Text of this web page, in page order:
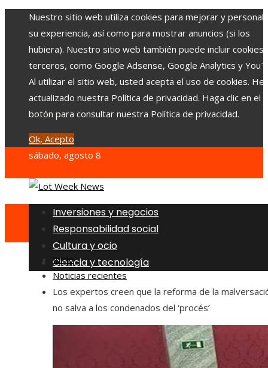
Nuestro sitio web utiliza cookies para mejorar y
su experiencia, así como para mostrar anuncios (si los
hubiera). Nuestro sitio web también puede incluir cookies
terceros, como Google Adsense, Google Analytics y
Al utilizar el sitio web, usted acepta el uso de cookies.
actualizado nuestra Política de privacidad. Haga clic en el
botón para consultar nuestra Política de privacidad.
Ok, Acepto
sábado, agosto 8
Inversiones y negocios
Responsabilidad social
Cultura y ocio
Ciencia y tecnología
Inicio
Noticias recientes
Los expertos creen que la reforma de la
no salva a los condenados del ‘procés’